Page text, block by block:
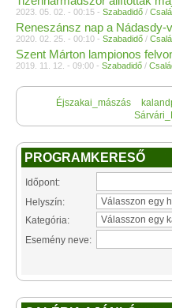
2023. 05. 02. - 00:15 - Szabadidő /
Reneszánsz nap a Nádasdy-
2020. 02. 25. - 00:10 - Szabadidő /
Szent Márton lampionos
2019. 11. 12. - 09:00 - Szabadidő /
Éjszakai_mászás
PROGRAMKERESŐ
Időpont:
Helyszín:
Kategória:
Esemény neve: